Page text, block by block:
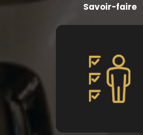
Savoir-faire